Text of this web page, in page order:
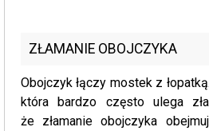
ZŁAMANIE OBOJCZYKA
Obojczyk łączy mostek z
która bardzo często ulega
że złamanie obojczyka